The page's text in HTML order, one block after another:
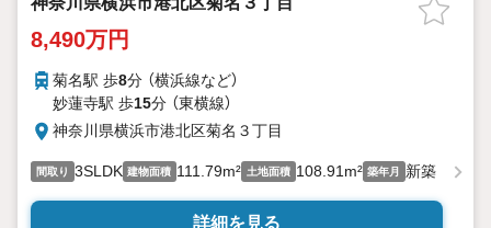
8,490万円
菊名駅 歩8分 （横浜線など）
妙蓮寺駅 歩15分 （東横線）
神奈川県横浜市港北区菊名３丁目
間取り 3SLDK 建物面積 111.79m² 土地面積 108.91m² 築年月 新築
詳細を見る